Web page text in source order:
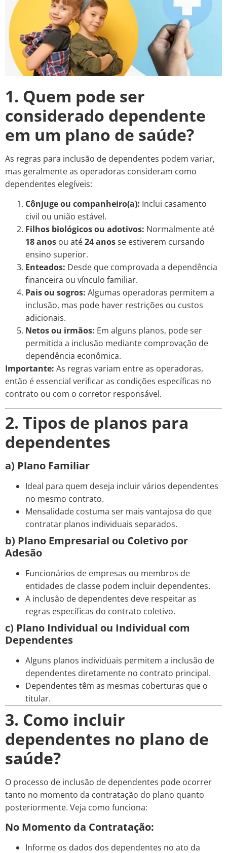
1. Quem pode ser
considerado dependente
em um plano de saúde?
As regras para inclusão de dependentes podem variar,
mas geralmente as operadoras consideram como
dependentes elegíveis:
Cônjuge ou companheiro(a): Inclui casamento
civil ou união estável.
Filhos biológicos ou adotivos: Normalmente até
18 anos ou até24 anosse estiverem cursando
ensino superior.
Enteados: Desde que comprovada a dependência
financeira ou vínculo familiar.
Pais ou sogros: Algumas operadoras permitem a
inclusão, mas pode haver restrições ou custos
adicionais.
Netos ou irmãos: Em alguns planos, pode ser
permitida a inclusão mediante comprovação de
dependência econômica.
Importante: As regras variam entre as operadoras,
então é essencial verificar as condições específicas no
contrato ou com o corretor responsável.
2. Tipos de planos para
dependentes
a) Plano Familiar
Ideal para quem deseja incluir vários dependentes
no mesmo contrato.
Mensalidade costuma ser mais vantajosa do que
contratar planos individuais separados.
b) Plano Empresarial ou Coletivo por
Adesão
Funcionários de empresas ou membros de
entidades de classe podem incluir dependentes.
A inclusão de dependentes deve respeitar as
regras específicas do contrato coletivo.
c) Plano Individual ou Individual com
Dependentes
Alguns planos individuais permitem a inclusão de
dependentes diretamente no contrato principal.
Dependentes têm as mesmas coberturas que o
titular.
3. Como incluir
dependentes no plano de
saúde?
O processo de inclusão de dependentes pode ocorrer
tanto no momento da contratação do plano quanto
posteriormente. Veja como funciona:
No Momento da Contratação:
Informe os dados dos dependentes no ato da